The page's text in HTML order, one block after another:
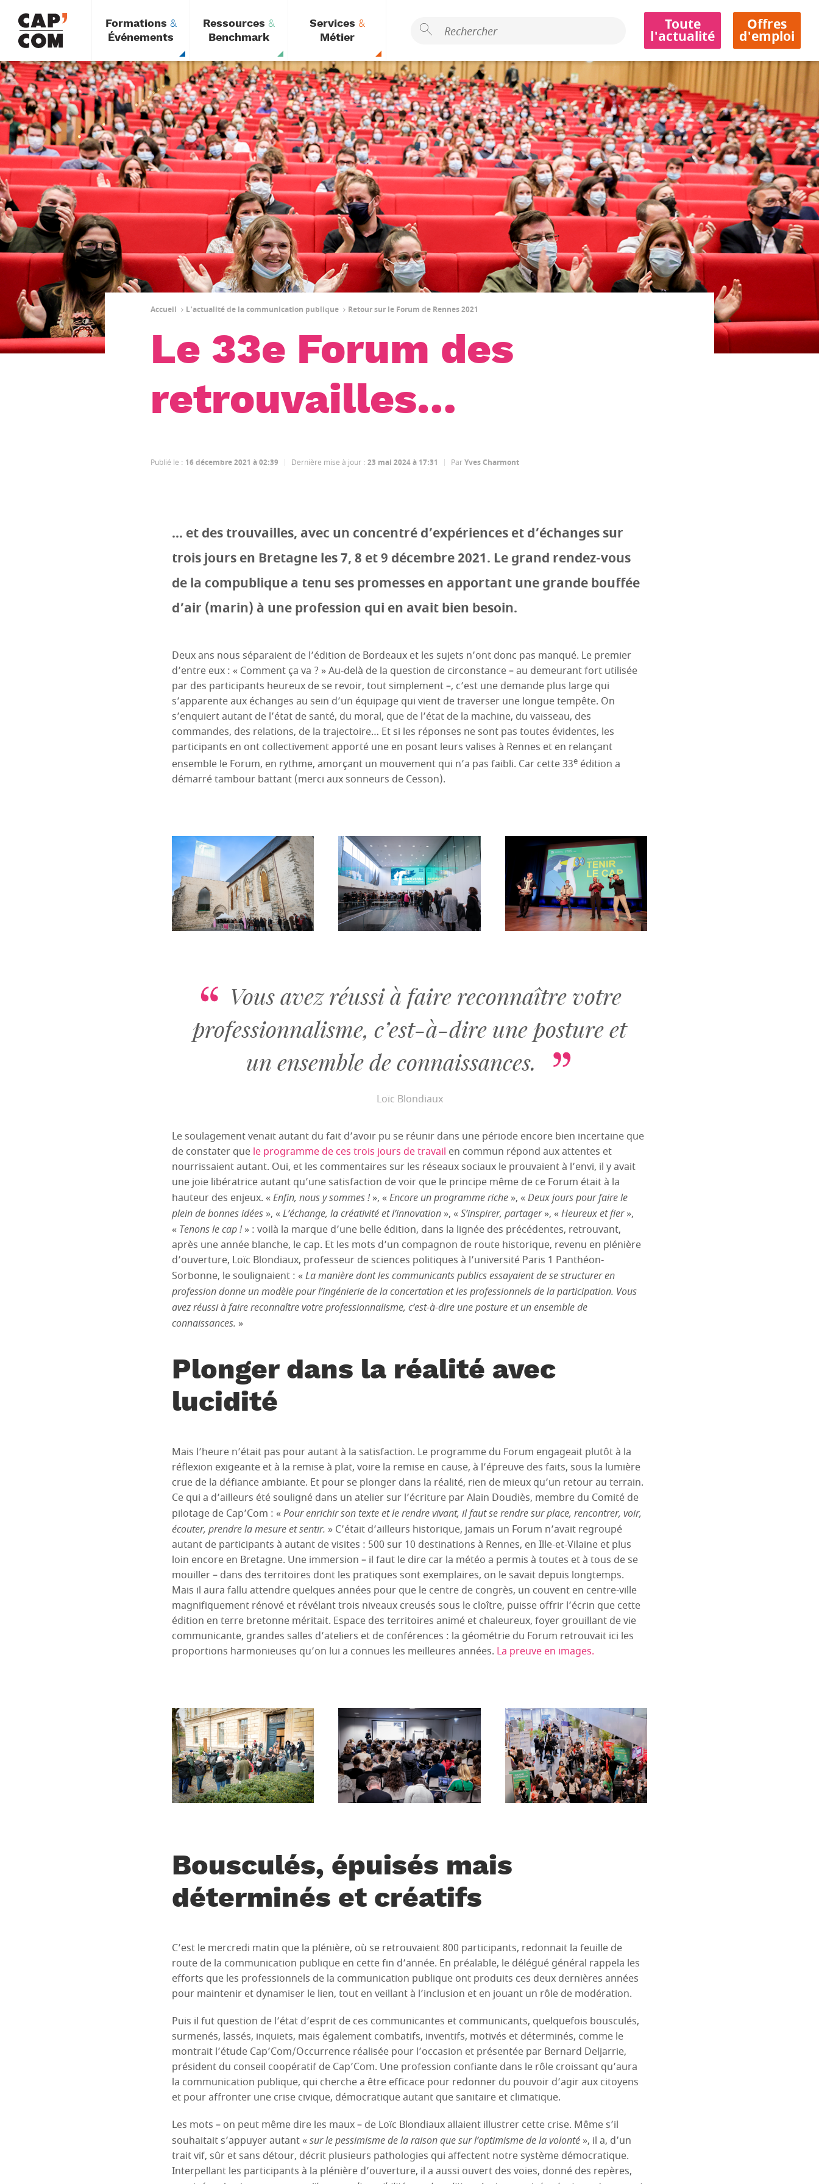
contenu
principal
Formations &
Événements
Ressources &
Benchmark
Services &
Métier
Toute
l'actualité
Offres
d'emploi
Accueil L'actualité de la communication publique Retour sur le Forum de Rennes 2021
Le 33e Forum des
retrouvailles…
Publié le : 16 décembre 2021 à 02:39 Dernière mise à jour : 23 mai 2024 à 17:31 ParYves Charmont
… et des trouvailles, avec un concentré d’expériences et d’échanges sur
trois jours en Bretagne les 7, 8 et 9 décembre 2021. Le grand rendez-vous
de la compublique a tenu ses promesses en apportant une grande bouffée
d’air (marin) à une profession qui en avait bien besoin.
Deux ans nous séparaient de l’édition de Bordeaux et les sujets n’ont donc pas manqué. Le premier
d’entre eux : « Comment ça va ? » Au-delà de la question de circonstance – au demeurant fort utilisée
par des participants heureux de se revoir, tout simplement –, c’est une demande plus large qui
s’apparente aux échanges au sein d’un équipage qui vient de traverser une longue tempête. On
s’enquiert autant de l’état de santé, du moral, que de l’état de la machine, du vaisseau, des
commandes, des relations, de la trajectoire… Et si les réponses ne sont pas toutes évidentes, les
participants en ont collectivement apporté une en posant leurs valises à Rennes et en relançant
ensemble le Forum, en rythme, amorçant un mouvement qui n’a pas faibli. Car cette 33e édition a
démarré tambour battant (merci aux sonneurs de Cesson).
Vous avez réussi à faire reconnaître votre
professionnalisme, c’est-à-dire une posture et
un ensemble de connaissances.
Loïc Blondiaux
Le soulagement venait autant du fait d’avoir pu se réunir dans une période encore bien incertaine que
de constater que le programme de ces trois jours de travail en commun répond aux attentes et
nourrissaient autant. Oui, et les commentaires sur les réseaux sociaux le prouvaient à l’envi, il y avait
une joie libératrice autant qu’une satisfaction de voir que le principe même de ce Forum était à la
hauteur des enjeux. «Enfin, nous y sommes !», «Encore un programme riche », «Deux jours pour faire le
plein de bonnes idées », «L’échange, la créativité et l’innovation », «S’inspirer, partager», «Heureux et fier»,
« Tenons le cap !» : voilà la marque d’une belle édition, dans la lignée des précédentes, retrouvant,
après une année blanche, le cap. Et les mots d’un compagnon de route historique, revenu en plénière
d’ouverture, Loïc Blondiaux, professeur de sciences politiques à l’université Paris 1 Panthéon-
Sorbonne, le soulignaient : «La manière dont les communicants publics essayaient de se structurer en
profession donne un modèle pour l’ingénierie de la concertation et les professionnels de la participation. Vous
avez réussi à faire reconnaître votre professionnalisme, c’est-à-dire une posture et un ensemble de
connaissances. »
Plonger dans la réalité avec
lucidité
Mais l’heure n’était pas pour autant à la satisfaction. Le programme du Forum engageait plutôt à la
réflexion exigeante et à la remise à plat, voire la remise en cause, à l’épreuve des faits, sous la lumière
crue de la défiance ambiante. Et pour se plonger dans la réalité, rien de mieux qu’un retour au terrain.
Ce qui a d’ailleurs été souligné dans un atelier sur l’écriture par Alain Doudiès, membre du Comité de
pilotage de Cap’Com : «Pour enrichir son texte et le rendre vivant, il faut se rendre sur place, rencontrer, voir,
écouter, prendre la mesure et sentir. » C’était d’ailleurs historique, jamais un Forum n’avait regroupé
autant de participants à autant de visites : 500 sur 10 destinations à Rennes, en Ille-et-Vilaine et plus
loin encore en Bretagne. Une immersion – il faut le dire car la météo a permis à toutes et à tous de se
mouiller – dans des territoires dont les pratiques sont exemplaires, on le savait depuis longtemps.
Mais il aura fallu attendre quelques années pour que le centre de congrès, un couvent en centre-ville
magnifiquement rénové et révélant trois niveaux creusés sous le cloître, puisse offrir l’écrin que cette
édition en terre bretonne méritait. Espace des territoires animé et chaleureux, foyer grouillant de vie
communicante, grandes salles d’ateliers et de conférences : la géométrie du Forum retrouvait ici les
proportions harmonieuses qu’on lui a connues les meilleures années. La preuve en images.
Bousculés, épuisés mais
déterminés et créatifs
C’est le mercredi matin que la plénière, où se retrouvaient 800 participants, redonnait la feuille de
route de la communication publique en cette fin d’année. En préalable, le délégué général rappela les
efforts que les professionnels de la communication publique ont produits ces deux dernières années
pour maintenir et dynamiser le lien, tout en veillant à l’inclusion et en jouant un rôle de modération.
Puis il fut question de l’état d’esprit de ces communicantes et communicants, quelquefois bousculés,
surmenés, lassés, inquiets, mais également combatifs, inventifs, motivés et déterminés, comme le
montrait l’étude Cap’Com/Occurrence réalisée pour l’occasion et présentée par Bernard Deljarrie,
président du conseil coopératif de Cap’Com. Une profession confiante dans le rôle croissant qu’aura
la communication publique, qui cherche a être efficace pour redonner du pouvoir d’agir aux citoyens
et pour affronter une crise civique, démocratique autant que sanitaire et climatique.
Les mots – on peut même dire les maux – de Loïc Blondiaux allaient illustrer cette crise. Même s’il
souhaitait s’appuyer autant «sur le pessimisme de la raison que sur l’optimisme de la volonté », il a, d’un
trait vif, sûr et sans détour, décrit plusieurs pathologies qui affectent notre système démocratique.
Interpellant les participants à la plénière d’ouverture, il a aussi ouvert des voies, donné des repères,